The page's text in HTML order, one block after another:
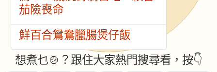
茄險喪命
鮮百合鴛鴦臘腸煲仔飯
想煮乜🍲？跟住大家熱門搜尋看，按👇